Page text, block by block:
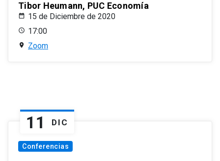
Tibor Heumann, PUC Economía
15 de Diciembre de 2020
17:00
Zoom
11 DIC
Conferencias